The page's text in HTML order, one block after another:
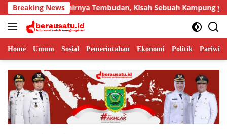
Skip
to
content
Breaking News
hingga Lahirnya Tembudan, Kisah Sebuah Kampung yang
Home Umum Sosial Pemerintahan Ekonomi Politik